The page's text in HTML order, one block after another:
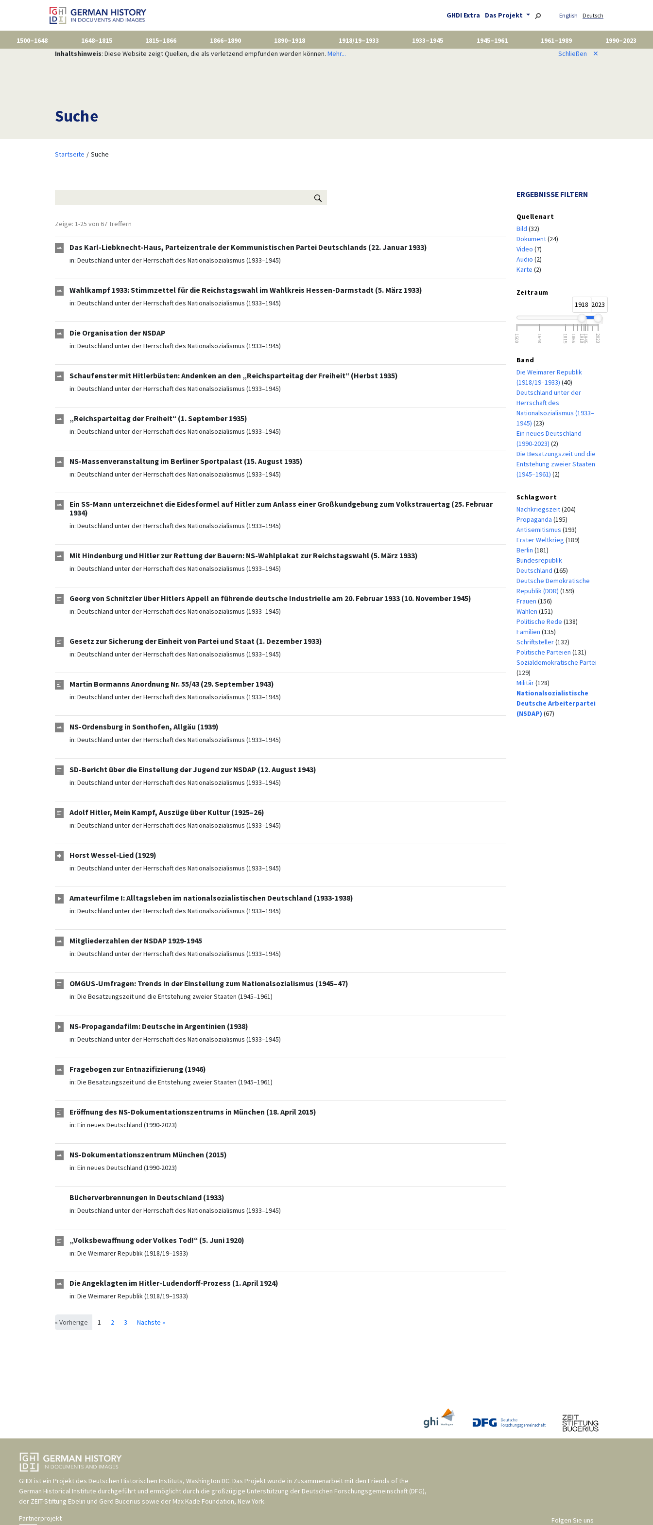
GHDI Extra Das Projekt English Deutsch
1500–1648 1648–1815 1815–1866 1866–1890 1890–1918 1918/19–1933 1933–1945 1945–1961 1961–1989
1990–2023
Inhaltshinweis: Diese Website zeigt Quellen, die als verletzend empfunden werden können. Mehr... Schließen ✕
Suche
Startseite Suche
Zeige: 1-25 von 67 Treffern
Das Karl-Liebknecht-Haus, Parteizentrale der Kommunistischen Partei Deutschlands (22. Januar 1933)
in: Deutschland unter der Herrschaft des Nationalsozialismus (1933–1945)
Wahlkampf 1933: Stimmzettel für die Reichstagswahl im Wahlkreis Hessen-Darmstadt (5. März 1933)
in: Deutschland unter der Herrschaft des Nationalsozialismus (1933–1945)
Die Organisation der NSDAP
in: Deutschland unter der Herrschaft des Nationalsozialismus (1933–1945)
Schaufenster mit Hitlerbüsten: Andenken an den „Reichsparteitag der Freiheit“ (Herbst 1935)
in: Deutschland unter der Herrschaft des Nationalsozialismus (1933–1945)
„Reichsparteitag der Freiheit“ (1. September 1935)
in: Deutschland unter der Herrschaft des Nationalsozialismus (1933–1945)
NS-Massenveranstaltung im Berliner Sportpalast (15. August 1935)
in: Deutschland unter der Herrschaft des Nationalsozialismus (1933–1945)
Ein SS-Mann unterzeichnet die Eidesformel auf Hitler zum Anlass einer Großkundgebung zum Volkstrauertag (25. Februar
1934)
in: Deutschland unter der Herrschaft des Nationalsozialismus (1933–1945)
Mit Hindenburg und Hitler zur Rettung der Bauern: NS-Wahlplakat zur Reichstagswahl (5. März 1933)
in: Deutschland unter der Herrschaft des Nationalsozialismus (1933–1945)
Georg von Schnitzler über Hitlers Appell an führende deutsche Industrielle am 20. Februar 1933 (10. November 1945)
in: Deutschland unter der Herrschaft des Nationalsozialismus (1933–1945)
Gesetz zur Sicherung der Einheit von Partei und Staat (1. Dezember 1933)
in: Deutschland unter der Herrschaft des Nationalsozialismus (1933–1945)
Martin Bormanns Anordnung Nr. 55/43 (29. September 1943)
in: Deutschland unter der Herrschaft des Nationalsozialismus (1933–1945)
NS-Ordensburg in Sonthofen, Allgäu (1939)
in: Deutschland unter der Herrschaft des Nationalsozialismus (1933–1945)
SD-Bericht über die Einstellung der Jugend zur NSDAP (12. August 1943)
in: Deutschland unter der Herrschaft des Nationalsozialismus (1933–1945)
Adolf Hitler, Mein Kampf, Auszüge über Kultur (1925–26)
in: Deutschland unter der Herrschaft des Nationalsozialismus (1933–1945)
Horst Wessel-Lied (1929)
in: Deutschland unter der Herrschaft des Nationalsozialismus (1933–1945)
Amateurfilme I: Alltagsleben im nationalsozialistischen Deutschland (1933-1938)
in: Deutschland unter der Herrschaft des Nationalsozialismus (1933–1945)
Mitgliederzahlen der NSDAP 1929-1945
in: Deutschland unter der Herrschaft des Nationalsozialismus (1933–1945)
OMGUS-Umfragen: Trends in der Einstellung zum Nationalsozialismus (1945–47)
in: Die Besatzungszeit und die Entstehung zweier Staaten (1945–1961)
NS-Propagandafilm: Deutsche in Argentinien (1938)
in: Deutschland unter der Herrschaft des Nationalsozialismus (1933–1945)
Fragebogen zur Entnazifizierung (1946)
in: Die Besatzungszeit und die Entstehung zweier Staaten (1945–1961)
Eröffnung des NS-Dokumentationszentrums in München (18. April 2015)
in: Ein neues Deutschland (1990-2023)
NS-Dokumentationszentrum München (2015)
in: Ein neues Deutschland (1990-2023)
Bücherverbrennungen in Deutschland (1933)
in: Deutschland unter der Herrschaft des Nationalsozialismus (1933–1945)
„Volksbewaffnung oder Volkes Tod!“ (5. Juni 1920)
in: Die Weimarer Republik (1918/19–1933)
Die Angeklagten im Hitler-Ludendorff-Prozess (1. April 1924)
in: Die Weimarer Republik (1918/19–1933)
« Vorherige 1 2 3 Nächste »
ERGEBNISSE FILTERN
Quellenart
Bild (32)
Dokument(24)
Video (7)
Audio (2)
Karte (2)
Zeitraum
1918 2023
1500 1648 1815 1866 19181945 2023
Band
Die Weimarer Republik
(1918/19–1933) (40)
Deutschland unter der
Herrschaft des
Nationalsozialismus (1933–
1945) (23)
Ein neues Deutschland
(1990-2023) (2)
Die Besatzungszeit und die
Entstehung zweier Staaten
(1945–1961) (2)
Schlagwort
Nachkriegszeit(204)
Propaganda (195)
Antisemitismus (193)
Erster Weltkrieg (189)
Berlin (181)
Bundesrepublik
Deutschland (165)
Deutsche Demokratische
Republik (DDR) (159)
Frauen (156)
Wahlen (151)
Politische Rede (138)
Familien (135)
Schriftsteller(132)
Politische Parteien (131)
Sozialdemokratische Partei
(129)
Militär(128)
Nationalsozialistische
Deutsche Arbeiterpartei
(NSDAP) (67)
GHDI ist ein Projekt des Deutschen Historischen Instituts, Washington DC. Das Projekt wurde in Zusammenarbeit mit den Friends of the
German Historical Institute durchgeführt und ermöglicht durch die großzügige Unterstützung der Deutschen Forschungsgemeinschaft (DFG),
der ZEIT-Stiftung Ebelin und Gerd Bucerius sowie der Max Kade Foundation, New York.
Partnerprojekt
Folgen Sie uns